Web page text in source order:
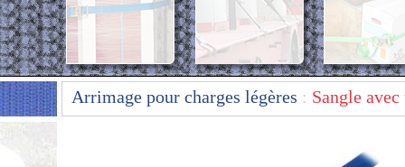
Arrimage pour charges légères : Sangle